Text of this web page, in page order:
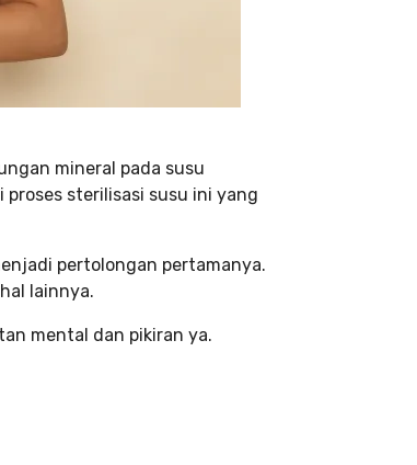
mineral pada susu
sterilisasi susu ini yang
pertolongan pertamanya.
lainnya.
mental dan pikiran ya.